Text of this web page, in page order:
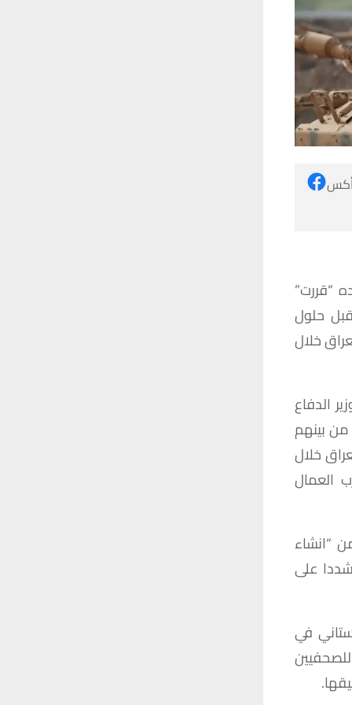
أكس
“قررت”
حلول
خلال
الدفاع
منبينهم
خلال
العمال
“انشاء
على
في
للصحفيين
.